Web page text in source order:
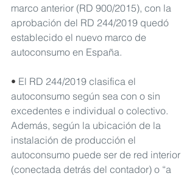
marco anterior (RD 900/2015), con la
aprobación del RD 244/2019 quedó
establecido el nuevo marco de
autoconsumo en España.
• El RD 244/2019 clasifica el
autoconsumo según sea con o sin
excedentes e individual o colectivo.
Además, según la ubicación de la
instalación de producción el
autoconsumo puede ser de red interior
(conectada detrás del contador) o “a